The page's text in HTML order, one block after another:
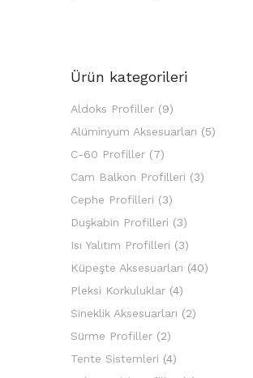
Ürün kategorileri
Aldoks Profiller (9)
Alüminyum Aksesuarları (5)
C-60 Profiller (7)
Cam Balkon Profilleri (3)
Cephe Profilleri (3)
Duşkabin Profilleri (3)
Isı Yalıtım Profilleri (3)
Küpeşte Aksesuarları (40)
Pleksi Korkuluklar (4)
Sineklik Aksesuarları (2)
Sürme Profiller (2)
Tente Sistemleri (4)